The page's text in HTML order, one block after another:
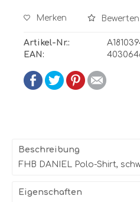
Merken Bewerten
Artikel-Nr.:
EAN:
Beschreibung
FHB DANIEL Polo-Shirt,
Eigenschaften